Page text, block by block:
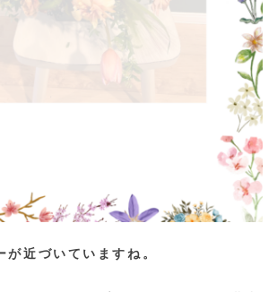
が近づいていますね。